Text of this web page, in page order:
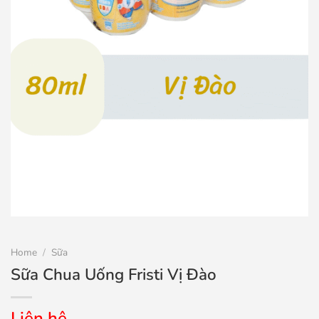
Home / Sữa
Sữa Chua Uống Fristi Vị Đào